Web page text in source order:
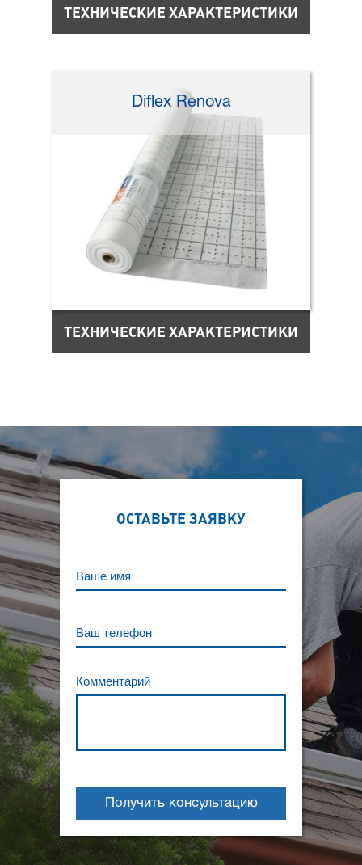
ТЕХНИЧЕСКИЕ ХАРАКТЕРИСТИКИ
Diflex Renova
ТЕХНИЧЕСКИЕ ХАРАКТЕРИСТИКИ
ОСТАВЬТЕ ЗАЯВКУ
Ваше имя
Ваш телефон
Комментарий
Получить консультацию